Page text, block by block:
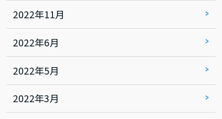
2022年11月
2022年6月
2022年5月
2022年3月